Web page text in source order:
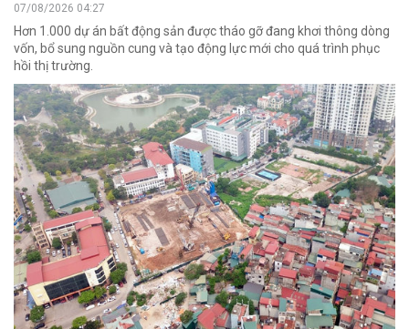
07/08/2026 04:27
Hơn 1.000 dự án bất động sản được tháo gỡ đang khơi thông dòng
vốn, bổ sung nguồn cung và tạo động lực mới cho quá trình phục
hồi thị trường.